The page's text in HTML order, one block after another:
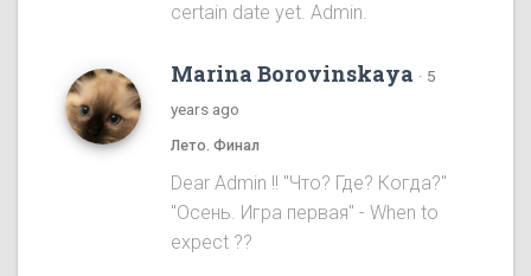
certain date yet. Admin.
Marina Borovinskaya · 5
years ago
Лето. Финал
Dear Admin !! "Что? Где? Когда?"
"Осень. Игра первая" - When to
expect ??